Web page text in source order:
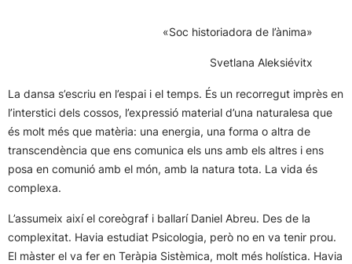
«Soc historiadora de l’ànima»
Svetlana Aleksiévitx
La dansa s’escriu en l’espai i el temps. És un recorregut imprès en
l’interstici dels cossos, l’expressió material d’una naturalesa que
és molt més que matèria: una energia, una forma o altra de
transcendència que ens comunica els uns amb els altres i ens
posa en comunió amb el món, amb la natura tota. La vida és
complexa.
L’assumeix així el coreògraf i ballarí Daniel Abreu. Des de la
complexitat. Havia estudiat Psicologia, però no en va tenir prou.
El màster el va fer en Teràpia Sistèmica, molt més holística. Havia